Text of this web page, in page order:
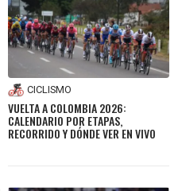
CICLISMO
VUELTA A COLOMBIA 2026:
CALENDARIO POR ETAPAS,
RECORRIDO Y DÓNDE VER EN VIVO